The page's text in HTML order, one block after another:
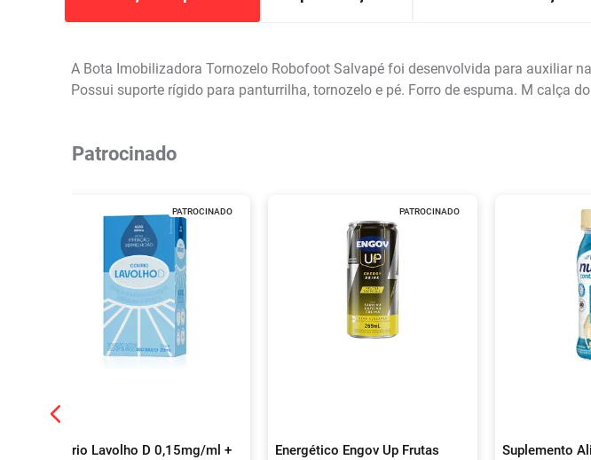
A Bota Imobilizadora Tornozelo Robofoot Salvapé foi desenvolvida para auxiliar
Possui suporte rígido para panturrilha, tornozelo e pé. Forro de espuma. M calça
Patrocinado
PATROCINADO
Colírio Lavolho D 0,15mg/ml +
PATROCINADO
Energético Engov Up Frutas
Suplemento